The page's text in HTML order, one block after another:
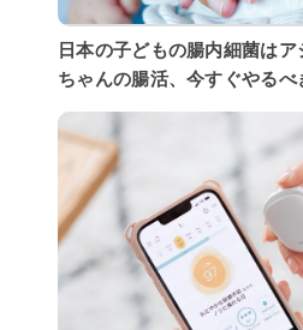
日本の子どもの腸内細菌は
ちゃんの腸活、今すぐやるべ